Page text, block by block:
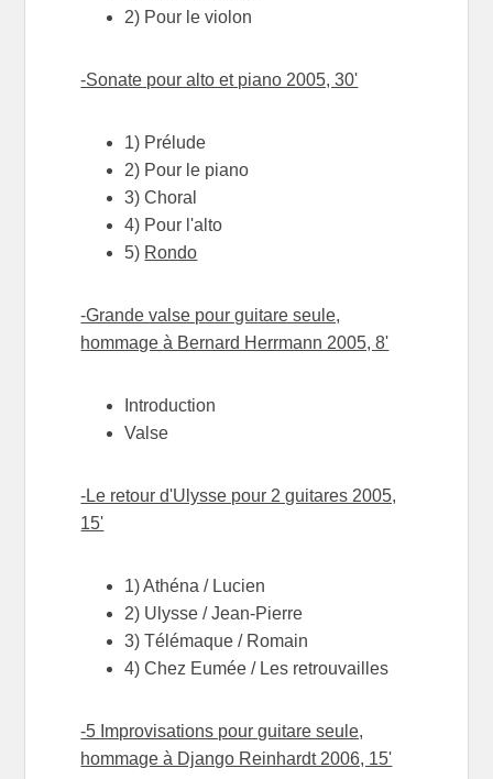
2) Pour le violon
-Sonate pour alto et piano 2005, 30'
1) Prélude
2) Pour le piano
3) Choral
4) Pour l'alto
5) Rondo
-Grande valse pour guitare seule,
hommage à Bernard Herrmann 2005, 8'
Introduction
Valse
-Le retour d'Ulysse pour 2 guitares 2005,
15'
1) Athéna / Lucien
2) Ulysse / Jean-Pierre
3) Télémaque / Romain
4) Chez Eumée / Les retrouvailles
-5 Improvisations pour guitare seule,
hommage à Django Reinhardt 2006, 15'